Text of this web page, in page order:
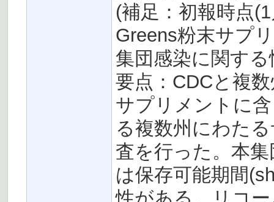
(補足：初報時点
Greens粉末サプ
集団感染に関す
要点：CDCと複
サプリメントに
る複数州にわた
査を行った。本
は保存可能期間